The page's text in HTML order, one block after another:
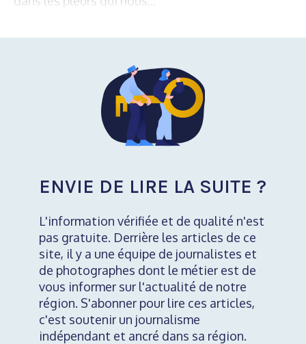
ENVIE DE LIRE LA SUITE ?
L'information vérifiée et de qualité n'est
pas gratuite. Derrière les articles de ce
site, il y a une équipe de journalistes et
de photographes dont le métier est de
vous informer sur l'actualité de notre
région. S'abonner pour lire ces articles,
c'est soutenir un journalisme
indépendant et ancré dans sa région.